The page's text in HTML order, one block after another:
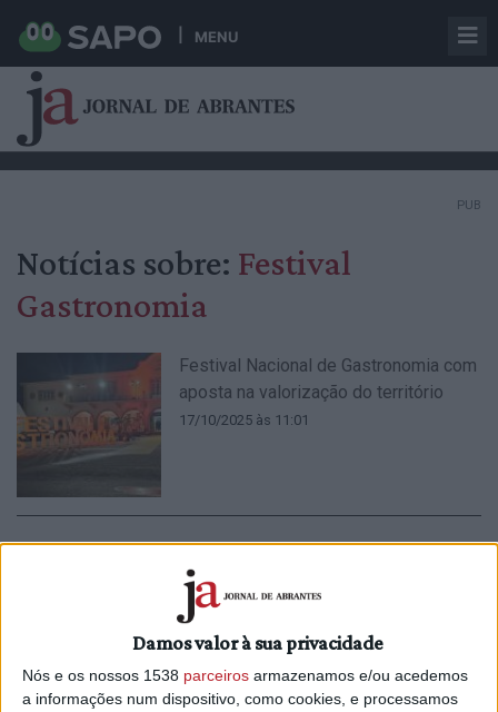
Damos valor à sua privacidade
Nós e os nossos 1538 parceiros armazenamos e/ou acedemos
a informações num dispositivo, como cookies, e processamos
MENU
PUB
Notícias sobre: Festival
Gastronomia
Festival Nacional de Gastronomia com
aposta na valorização do território
17/10/2025 às 11:01
Concelho marca presença no 42.º
Festival Nacional de Gastronomia de
Santarém